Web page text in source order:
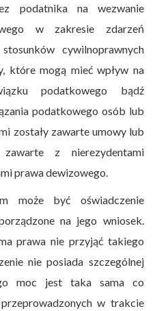
podatnika na wezwanie
w zakresie zdarzeń
cywilnoprawnych
które mogą mieć wpływ na
podatkowego bądź
podatkowego osób lub
zostały zawarte umowy lub
z nierezydentami
prawa dewizowego.
może być oświadczenie
na jego wniosek.
prawa nie przyjąć takiego
nie posiada szczególnej
moc jest taka sama co
w trakcie